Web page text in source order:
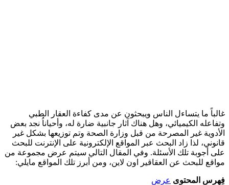
غالباً ما يتساءل الناس ويبحثون عن مدى كفاءة العقار الطبي
وتفاعله الكيميائي، وهل هناك آثار جانبية ضارة له، وأحياناُ نجد بعض
الأدوية غير المصرحة من قبل وزارة الصحة وتم توزيعها بشكل غير
قانوني، لذا زاد البحث عبر المواقع الإلكترونية على الإنترنت للبحث
على أجوبة تلك الأسئلة. وفي المقال التالي سيتم عرض مجموعة من
مواقع للبحث عن العقاقير اون لاين، ومن أبرز تلك المواقع مايلي:
فِهرس المحتوى عرض